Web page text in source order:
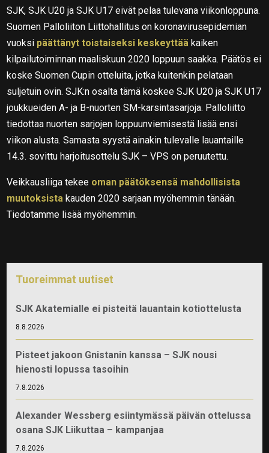
SJK, SJK U20 ja SJK U17 eivät pelaa tulevana viikonloppuna.
Suomen Palloliiton Liittohallitus on koronavirusepidemian
vuoksi päättänyt toistaiseksi keskeyttää kaiken
kilpailutoiminnan maaliskuun 2020 loppuun saakka. Päätös ei
koske Suomen Cupin otteluita, jotka kuitenkin pelataan
suljetuin ovin. SJK:n osalta tämä koskee SJK U20 ja SJK U17
joukkueiden A- ja B-nuorten SM-karsintasarjoja. Palloliitto
tiedottaa nuorten sarjojen loppuunviemisestä lisää ensi
viikon alusta. Samasta syystä ainakin tulevalle lauantaille
14.3. sovittu harjoitusottelu SJK – VPS on peruutettu.
Veikkausliiga tekee oman päätöksensä mahdollisista
muutoksista kauden 2020 sarjaan myöhemmin tänään.
Tiedotamme lisää myöhemmin.
Tuoreimmat uutiset
SJK Akatemialle ei pisteitä lauantain kotiottelusta
8.8.2026
Pisteet jakoon Gnistanin kanssa – SJK nousi
hienosti lopussa tasoihin
7.8.2026
Alexander Wessberg esiintymässä päivän ottelussa
osana SJK Liikuttaa – kampanjaa
7.8.2026